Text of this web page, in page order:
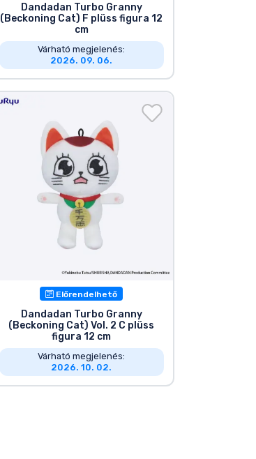
Dandadan Turbo Granny
(Beckoning Cat) F plüss figura 12
cm
Várható megjelenés:
2026. 09. 06.
Előrendelhető
Dandadan Turbo Granny
(Beckoning Cat) Vol. 2 C plüss
figura 12 cm
Várható megjelenés:
2026. 10. 02.